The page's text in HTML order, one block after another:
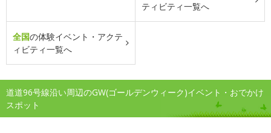
ティビティ一覧へ
全国の体験イベント・アクテ
ィビティ一覧へ
道道96号線沿い周辺のGW(ゴールデンウィーク)イベント・おでかけ
スポット